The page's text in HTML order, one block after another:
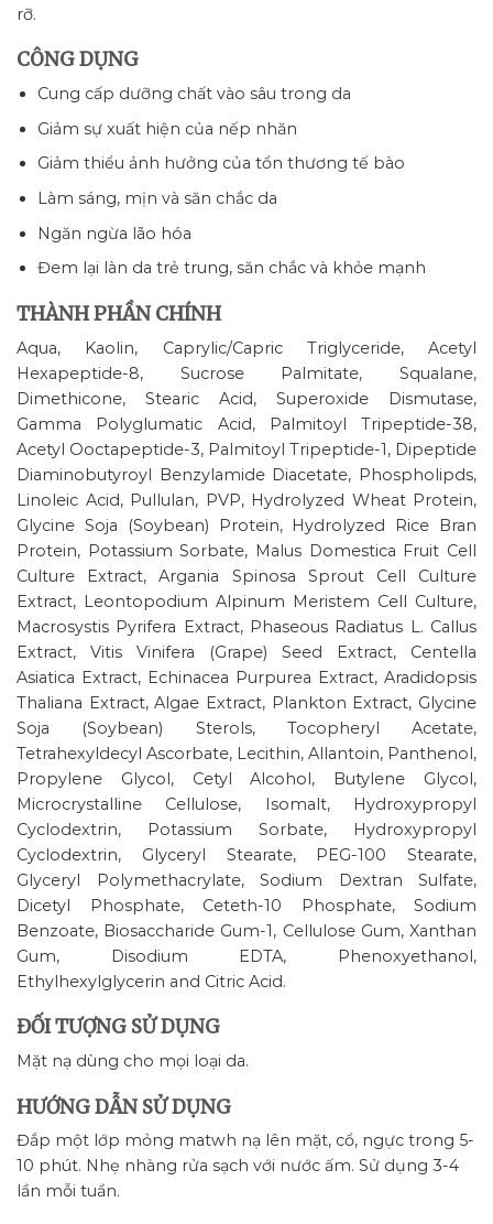
rỡ.
CÔNG DỤNG
Cung cấp dưỡng chất vào sâu trong da
Giảm sự xuất hiện của nếp nhăn
Giảm thiểu ảnh hưởng của tổn thương tế bào
Làm sáng, mịn và săn chắc da
Ngăn ngừa lão hóa
Đem lại làn da trẻ trung, săn chắc và khỏe mạnh
THÀNH PHẦN CHÍNH
Aqua, Kaolin, Caprylic/Capric Triglyceride, Acetyl
Hexapeptide-8, Sucrose Palmitate, Squalane,
Dimethicone, Stearic Acid, Superoxide Dismutase,
Gamma Polyglumatic Acid, Palmitoyl Tripeptide-38,
Acetyl Ooctapeptide-3, Palmitoyl Tripeptide-1, Dipeptide
Diaminobutyroyl Benzylamide Diacetate, Phospholipds,
Linoleic Acid, Pullulan, PVP, Hydrolyzed Wheat Protein,
Glycine Soja (Soybean) Protein, Hydrolyzed Rice Bran
Protein, Potassium Sorbate, Malus Domestica Fruit Cell
Culture Extract, Argania Spinosa Sprout Cell Culture
Extract, Leontopodium Alpinum Meristem Cell Culture,
Macrosystis Pyrifera Extract, Phaseous Radiatus L. Callus
Extract, Vitis Vinifera (Grape) Seed Extract, Centella
Asiatica Extract, Echinacea Purpurea Extract, Aradidopsis
Thaliana Extract, Algae Extract, Plankton Extract, Glycine
Soja (Soybean) Sterols, Tocopheryl Acetate,
Tetrahexyldecyl Ascorbate, Lecithin, Allantoin, Panthenol,
Propylene Glycol, Cetyl Alcohol, Butylene Glycol,
Microcrystalline Cellulose, Isomalt, Hydroxypropyl
Cyclodextrin, Potassium Sorbate, Hydroxypropyl
Cyclodextrin, Glyceryl Stearate, PEG-100 Stearate,
Glyceryl Polymethacrylate, Sodium Dextran Sulfate,
Dicetyl Phosphate, Ceteth-10 Phosphate, Sodium
Benzoate, Biosaccharide Gum-1, Cellulose Gum, Xanthan
Gum, Disodium EDTA, Phenoxyethanol,
Ethylhexylglycerin and Citric Acid.
ĐỐI TƯỢNG SỬ DỤNG
Mặt nạ dùng cho mọi loại da.
HƯỚNG DẪN SỬ DỤNG
Đắp một lớp mỏng matwh nạ lên mặt, cổ, ngực trong 5-
10 phút. Nhẹ nhàng rửa sạch với nước ấm. Sử dụng 3-4
lần mỗi tuần.